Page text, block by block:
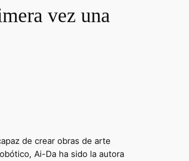
vez una
de crear obras de arte
Ai-Da ha sido la autora